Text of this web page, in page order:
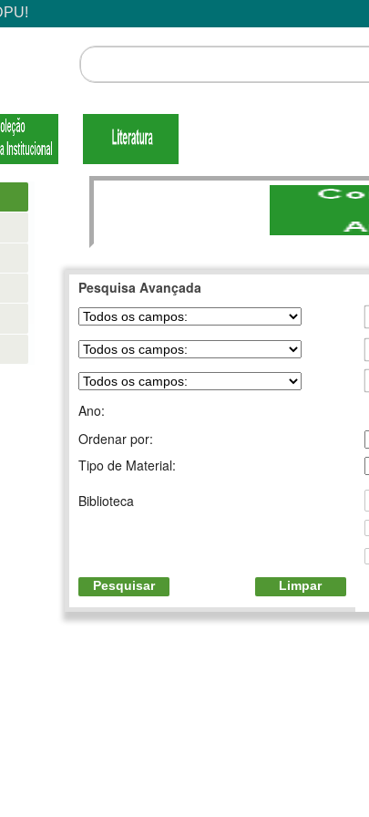
Pesquisa Avançada
Ano:
Ordenar por:
Tipo de Material:
Biblioteca
Pesquisar Limpar